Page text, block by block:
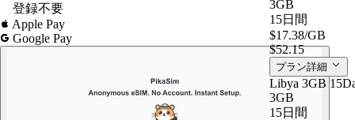
登録不要
Apple Pay
Google Pay
3GB
15日間
$17.38/GB
$52.15
プラン詳細
Libya 3GB
3GB
15日間